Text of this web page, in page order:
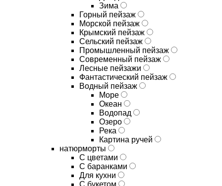
Зима
Горный пейзаж
Морской пейзаж
Крымский пейзаж
Сельский пейзаж
Промышленный пейзаж
Современный пейзаж
Лесные пейзажи
Фантастический пейзаж
Водный пейзаж
Море
Океан
Водопад
Озеро
Река
Картина ручей
натюрморты
С цветами
С баранками
Для кухни
C букетом